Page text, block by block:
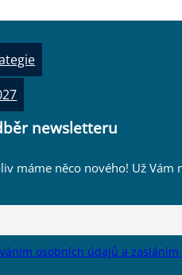
newsletteru
máme něco nového! Už Vám
osobních údajů a